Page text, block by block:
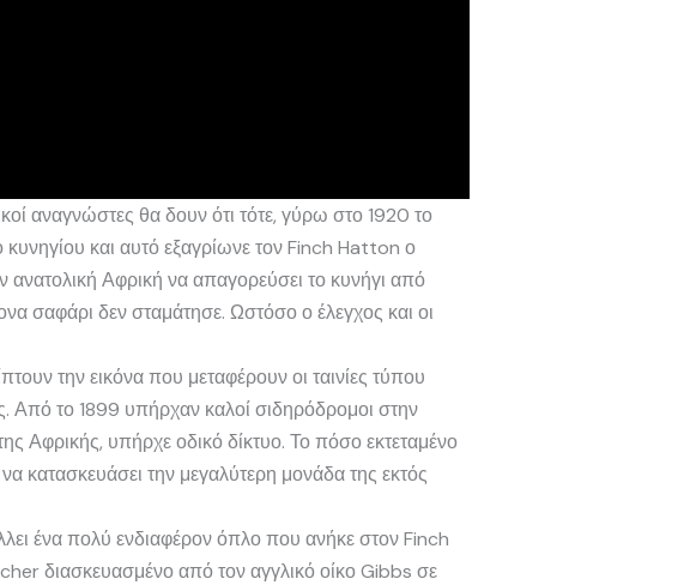
αναγνώστες θα δουν ότι τότε, γύρω στο 1920 το
και αυτό εξαγρίωνε τον Finch Hatton ο
ανατολική Αφρική να απαγορεύσει το κυνήγι από
σαφάρι δεν σταμάτησε. Ωστόσο ο έλεγχος και οι
την εικόνα που μεταφέρουν οι ταινίες τύπου
Από το 1899 υπήρχαν καλοί σιδηρόδρομοι στην
Αφρικής, υπήρχε οδικό δίκτυο. Το πόσο εκτεταμένο
κατασκευάσει την μεγαλύτερη μονάδα της εκτός
ένα πολύ ενδιαφέρον όπλο που ανήκε στον Finch
διασκευασμένο από τον αγγλικό οίκο Gibbs σε